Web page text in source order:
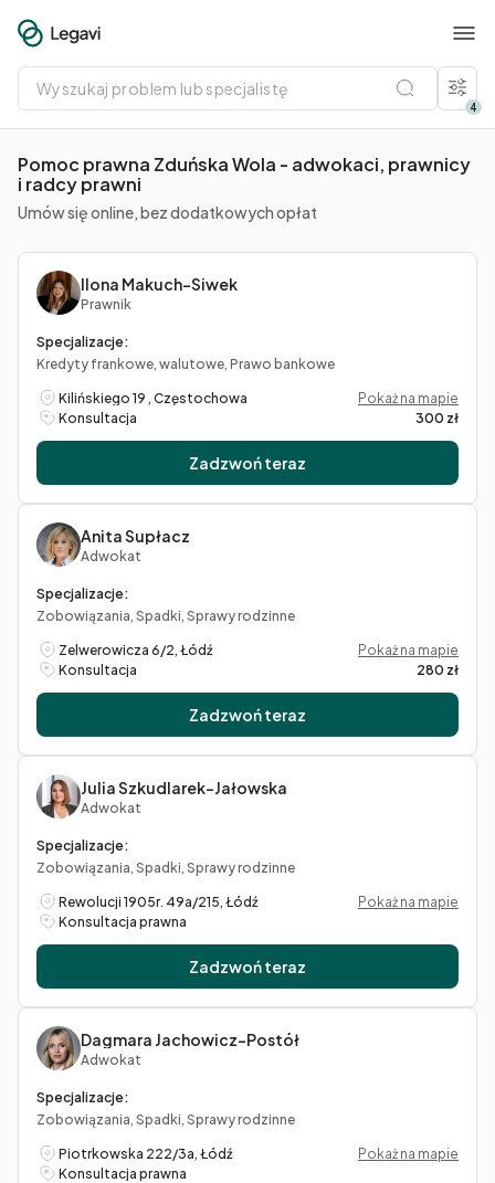
Wyszukaj
problem
lub
specjalistę
4
Pomoc prawna Zduńska Wola - adwokaci, prawnicy
i radcy prawni
Umów się online, bez dodatkowych opłat
Ilona Makuch-Siwek
Prawnik
Specjalizacje:
Kredyty frankowe, walutowe, Prawo bankowe
Kilińskiego 19 , Częstochowa
Pokaż na mapie
Konsultacja
300 zł
Zadzwoń teraz
Anita Supłacz
Adwokat
Specjalizacje:
Zobowiązania, Spadki, Sprawy rodzinne
Zelwerowicza 6/2, Łódź
Pokaż na mapie
Konsultacja
280 zł
Zadzwoń teraz
Julia Szkudlarek-Jałowska
Adwokat
Specjalizacje:
Zobowiązania, Spadki, Sprawy rodzinne
Rewolucji 1905r. 49a/215, Łódź
Pokaż na mapie
Konsultacja prawna
Zadzwoń teraz
Dagmara Jachowicz-Postół
Adwokat
Specjalizacje:
Zobowiązania, Spadki, Sprawy rodzinne
Piotrkowska 222/3a, Łódź
Pokaż na mapie
Konsultacja prawna